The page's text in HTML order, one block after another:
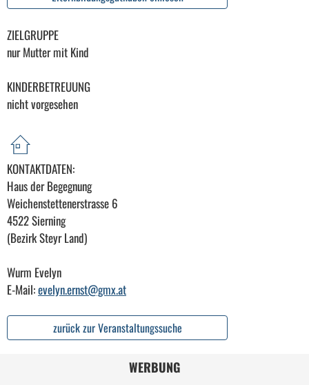
ZIELGRUPPE
nur Mutter mit Kind
KINDERBETREUUNG
nicht vorgesehen
KONTAKTDATEN:
Haus der Begegnung
Weichenstettenerstrasse 6
4522 Sierning
(Bezirk Steyr Land)
Wurm Evelyn
E-Mail:evelyn.ernst@gmx.at
zurück zur Veranstaltungssuche
WERBUNG